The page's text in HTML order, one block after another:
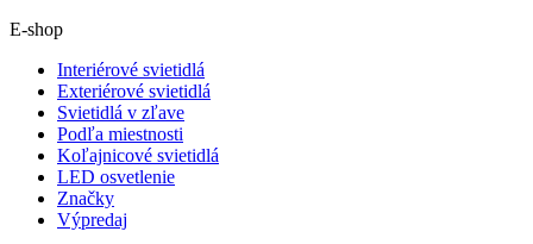
E-shop
Interiérové svietidlá
Exteriérové svietidlá
Svietidlá v zľave
Podľa miestnosti
Koľajnicové svietidlá
LED osvetlenie
Značky
Výpredaj